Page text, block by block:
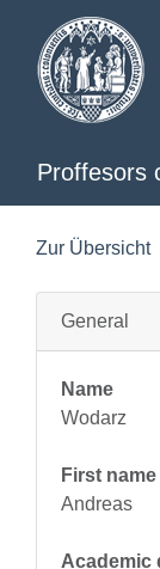
Proffesors
Zur Übersicht
General
Name
Wodarz
First name
Andreas
Academic